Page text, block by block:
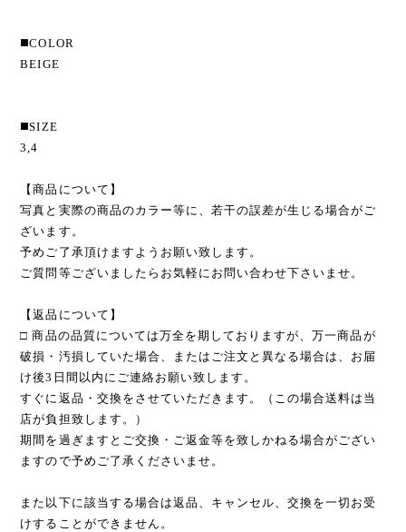
◼️COLOR
BEIGE
◼️SIZE
3,4
【商品について】
写真と実際の商品のカラー等に、若干の誤差が生じる場合がご
ざいます。
予めご了承頂けますようお願い致します。
ご質問等ございましたらお気軽にお問い合わせ下さいませ。
【返品について】
□ 商品の品質については万全を期しておりますが、万一商品が
破損・汚損していた場合、またはご注文と異なる場合は、お届
け後3日間以内にご連絡お願い致します。
すぐに返品・交換をさせていただきます。（この場合送料は当
店が負担致します。）
期間を過ぎますとご交換・ご返金等を致しかねる場合がござい
ますので予めご了承くださいませ。
また以下に該当する場合は返品、キャンセル、交換を一切お受
けすることができません。